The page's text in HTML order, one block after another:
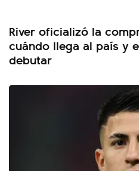
River oficializó la
cuándo llega al país y
debutar